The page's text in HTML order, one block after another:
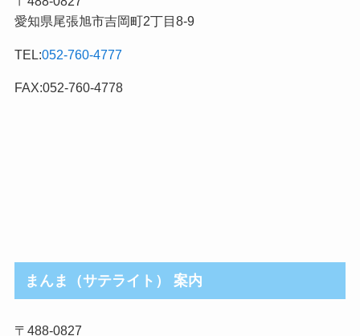
カ
ゴ
リ
愛知県尾張旭市吉岡町2丁目8-9
TEL:052-760-4777
FAX:052-760-4778
まんま（サテライト） 案内
〒488-0827